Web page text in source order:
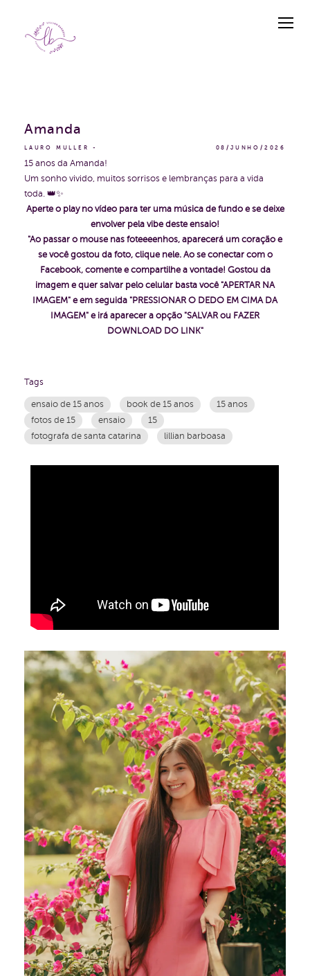
LAURO MULLER 08/JUNHO/2026
Amanda
15 anos da Amanda!
Um sonho vivido, muitos sorrisos e lembranças para a vida
toda. 👑✨
Aperte o play no vídeo para ter uma música de fundo e se deixe
envolver pela vibe deste ensaio!
"Ao passar o mouse nas foteeeenhos, aparecerá um coração e
se você gostou da foto, clique nele. Ao se conectar com o
Facebook, comente e compartilhe a vontade! Gostou da
imagem e quer salvar pelo celular basta você "APERTAR NA
IMAGEM" e em seguida "PRESSIONAR O DEDO EM CIMA DA
IMAGEM" e irá aparecer a opção "SALVAR ou FAZER
DOWNLOAD DO LINK"
Tags
ensaio de 15 anos book de 15 anos
15 anos
fotos de 15
ensaio
15
fotografa de santa catarina
lillian barboasa